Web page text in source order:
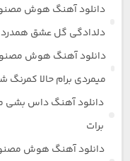
دانلود آهنگ هوش
دلدادگی گل عشق همدرد
دانلود آهنگ هوش
میمردی برام حالا کمرنگ
دانلود آهنگ داس بشی
برات
دانلود آهنگ هوش